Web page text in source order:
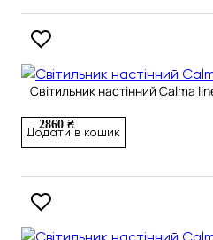
Світильник настінний Calma
2860 ₴
Додати в кошик